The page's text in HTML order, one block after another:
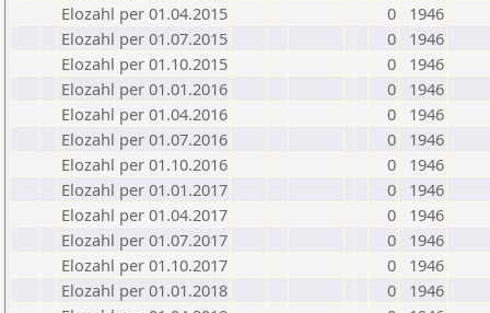
Elozahl per 01.04.2015
0
1946
Elozahl per 01.07.2015
0
1946
Elozahl per 01.10.2015
0
1946
Elozahl per 01.01.2016
0
1946
Elozahl per 01.04.2016
0
1946
Elozahl per 01.07.2016
0
1946
Elozahl per 01.10.2016
0
1946
Elozahl per 01.01.2017
0
1946
Elozahl per 01.04.2017
0
1946
Elozahl per 01.07.2017
0
1946
Elozahl per 01.10.2017
0
1946
Elozahl per 01.01.2018
0
1946